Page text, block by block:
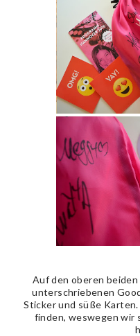
Auf den oberen
unterschriebenen
Sticker und süße
finden, weswegen wir